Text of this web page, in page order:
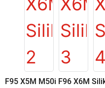
F95 X5M M50i F96 X6M